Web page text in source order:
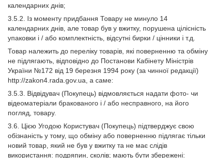
календарних днів;
3.5.2. Із моменту придбання Товару не минуло 14
календарних днів, але товар був у вжитку, порушена цілісність
упаковки і / або комплектність, відсутні бирки / цінники і т.д.
Товар належить до переліку товарів, які поверненню та обміну
не підлягають, відповідно до Постанови Кабінету Міністрів
України №172 від 19 березня 1994 року (за чинної редакції)
http://zakon4.rada.gov.ua, а саме:
3.5.3. Відвідувач (Покупець) відмовляється надати фото- чи
відеоматеріали бракованого і / або несправного, на його
погляд, товару.
3.6. Цією Угодою Користувач (Покупець) підтверджує свою
обізнаність у тому, що обміну або поверненню підлягає тільки
новий товар, який не був у вжитку та не має слідів
використання: подряпин, сколів; мають бути збережені: